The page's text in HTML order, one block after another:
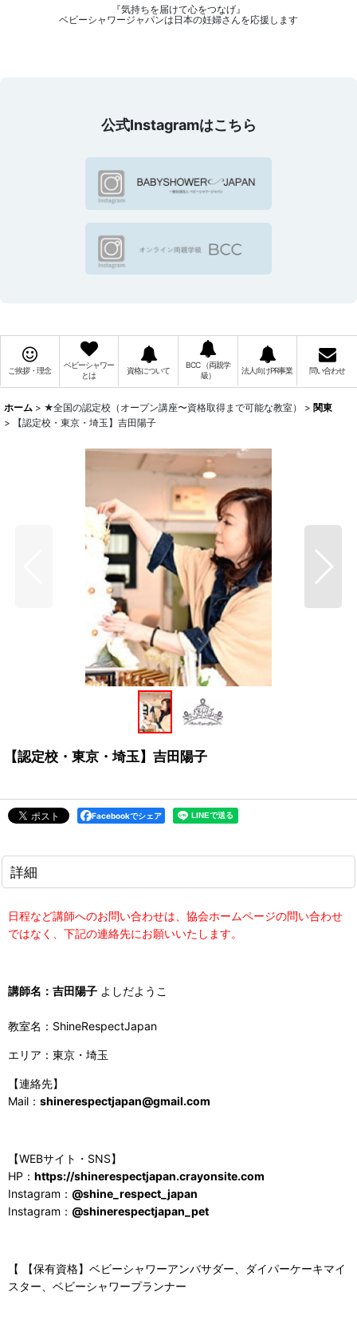
『気持ちを届けて心をつなげ』
ベビーシャワージャパンは日本の妊婦さんを応援します
公式Instagramはこちら
ご挨拶・理念
ベビーシャワー
とは
資格について
BCC （両親学
級）
法人向けPR事業 問い合わせ
ホーム > ★全国の認定校（オープン講座〜資格取得まで可能な教室） > 関東
>
【認定校・東京・埼玉】吉田陽子
【認定校・東京・埼玉】吉田陽子
Facebookでシェア
詳細
日程など講師へのお問い合わせは、協会ホームページの問い合わせ
ではなく、下記の連絡先にお願いいたします。
講師名：吉田陽子 よしだようこ
教室名：ShineRespectJapan
エリア：東京・埼玉
【連絡先】
Mail： shinerespectjapan@gmail.com
【WEBサイト・SNS】
HP： https://shinerespectjapan.crayonsite.com
Instagram： @shine_respect_japan
Instagram： @shinerespectjapan_pet
【 【保有資格】ベビーシャワーアンバサダー、ダイパーケーキマイ
スター、ベビーシャワープランナー